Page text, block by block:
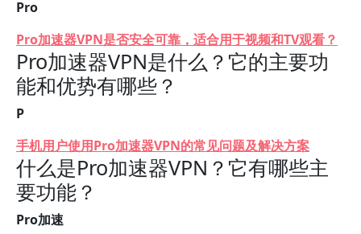
Pro
Pro加速器VPN是否安全可靠，适合用于视频和TV观看？
Pro加速器VPN是什么？它的主要功
能和优势有哪些？
P
手机用户使用Pro加速器VPN的常见问题及解决方案
什么是Pro加速器VPN？它有哪些主
要功能？
Pro加速